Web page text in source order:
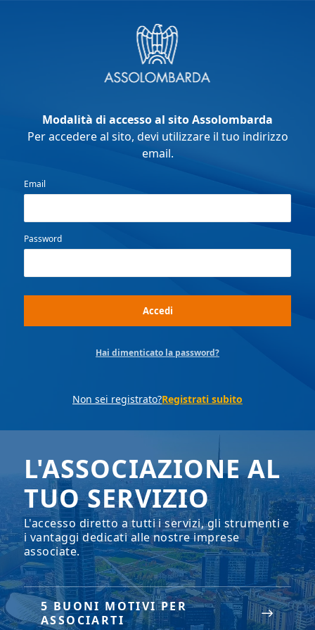
Modalità di accesso al sito Assolombarda
Per accedere al sito, devi utilizzare il tuo indirizzo
email.
Email
Password
Hai dimenticato la password?
Non sei registrato?Registrati subito
L'ASSOCIAZIONE AL
TUO SERVIZIO
L'accesso diretto a tutti i servizi, gli strumenti e
i vantaggi dedicati alle nostre imprese
associate.
5 BUONI MOTIVI PER
ASSOCIARTI